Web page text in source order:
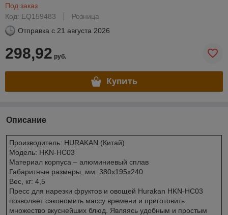
Под заказ
Код: EQ159483
Розница
Отправка с 21 августа 2026
298,92 руб.
Купить
Описание
Производитель: HURAKAN (Китай)
Модель: HKN-HC03
Материал корпуса – алюминиевый сплав
Габаритные размеры, мм: 380x195x240
Вес, кг: 4,5
Пресс для нарезки фруктов и овощей Hurakan HKN-HC03
позволяет сэкономить массу времени и приготовить
множество вкуснейших блюд. Являясь удобным и простым